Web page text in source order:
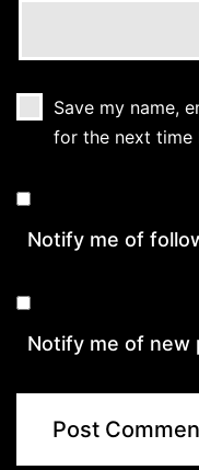
Save my name,
for the next time
Notify me of
Notify me of new